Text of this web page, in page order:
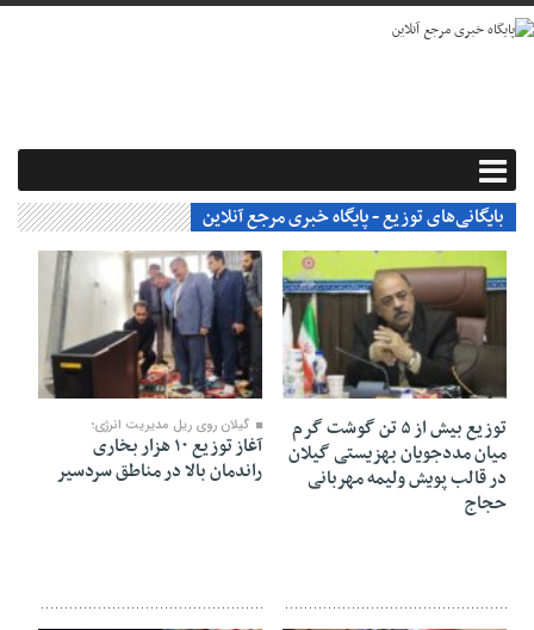
بایگانی‌های توزیع - پایگاه خبری مرجع آنلاین
توزیع بیش از ۵ تن گوشت گرم
میان مددجویان بهزیستی گیلان
در قالب پویش ولیمه مهربانی
حجاج
۱۰ آبان ۱۴۰۴
گیلان روی ریل مدیریت انرژی؛
آغاز توزیع ۱۰ هزار بخاری
راندمان بالا در مناطق سردسیر